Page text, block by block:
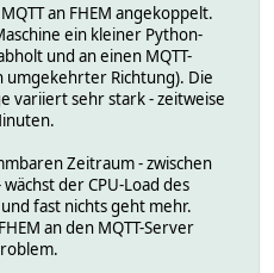
an FHEM angekoppelt.
ein kleiner Python-
und an einen MQTT-
umgekehrter Richtung). Die
variiert sehr stark - zeitweise
Zeitraum - zwischen
der CPU-Load des
fast nichts geht mehr.
an den MQTT-Server